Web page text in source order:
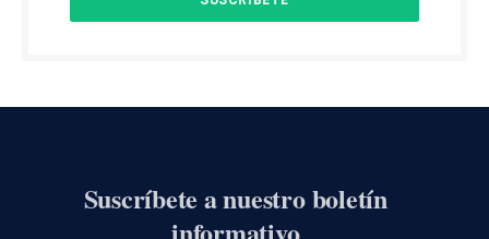
Suscríbete a nuestro boletín